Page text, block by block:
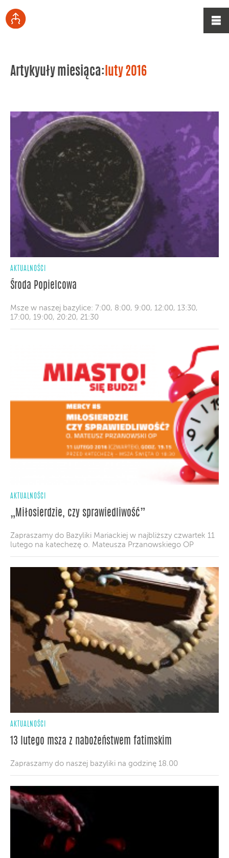
Artykyuły miesiąca: luty 2016
AKTUALNOŚCI
Środa Popielcowa
Msze w naszej bazylice: 7:00, 8:00, 9:00, 12:00, 13:30,
17:00, 19:00, 20:20, 21:30
AKTUALNOŚCI
„Miłosierdzie, czy sprawiedliwość”
Zapraszamy do Bazyliki Mariackiej w najbliższy czwartek 11
lutego na katechezę o. Mateusza Przanowskiego OP
AKTUALNOŚCI
13 lutego msza z nabożeństwem fatimskim
Zapraszamy do naszej bazyliki na godzinę 18.00